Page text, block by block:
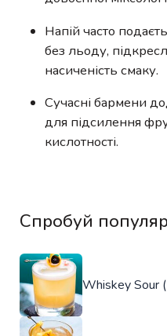
Напій часто
без льоду,
насиченість смаку.
Сучасні бармени
для підсилення
кислотності.
Спробуй
Whiskey Sour